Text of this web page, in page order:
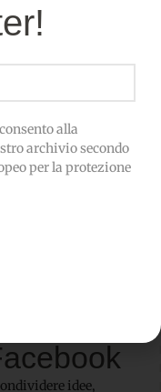
idee,
alla
archivio secondo
per la protezione